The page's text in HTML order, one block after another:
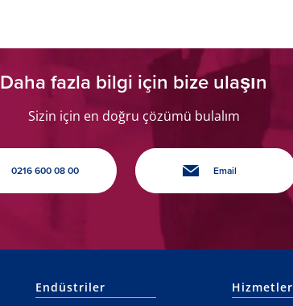
Daha fazla bilgi için bize ulaşın
Sizin için en doğru çözümü bulalım
0216 600 08 00 Email
Endüstriler
Hizmetler